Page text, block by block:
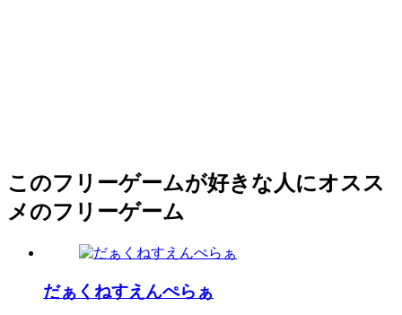
このフリーゲームが好きな人にオスス
メのフリーゲーム
だぁくねすえんぺらぁ